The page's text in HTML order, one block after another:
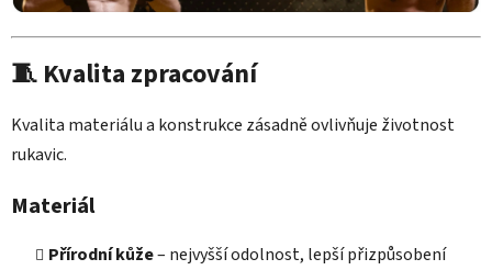
🧵 Kvalita zpracování
Kvalita materiálu a konstrukce zásadně ovlivňuje životnost
rukavic.
Materiál
Přírodní kůže– nejvyšší odolnost, lepší přizpůsobení